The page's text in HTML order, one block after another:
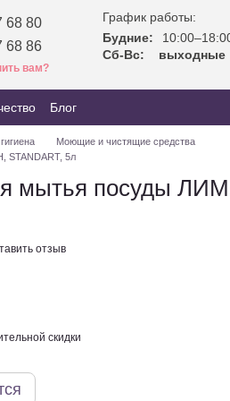
68 80
68 86
вам?
График работы:
Будние:
Сб-Вс:
выходные
Блог
Моющие и чистящие средства
STANDART, 5л
мытья посуды
отзыв
скидки